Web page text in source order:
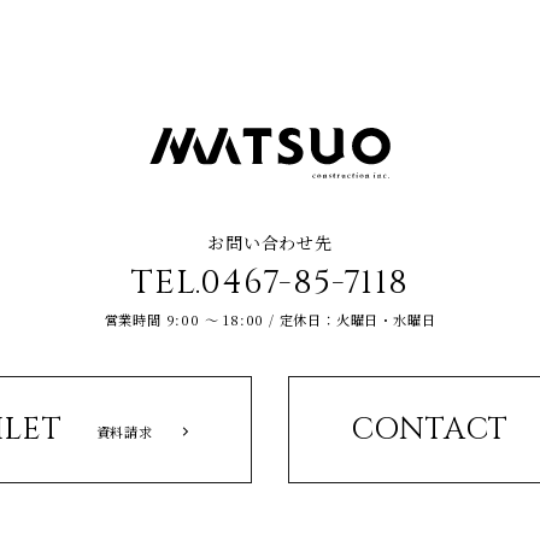
お問い合わせ先
TEL.0467-85-7118
営業時間 9:00 ～ 18:00 / 定休日：火曜日・水曜日
資料請求 CONTACT